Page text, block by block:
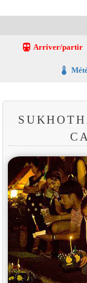
directions_transit Arriver/partir
thermostat